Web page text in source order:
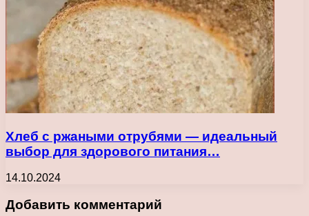
Хлеб с ржаными отрубями — идеальный
выбор для здорового питания…
14.10.2024
Добавить комментарий